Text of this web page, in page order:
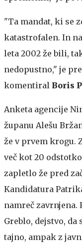
"Ta mandat, ki se
katastrofalen. In
leta 2002 že bili,
nedopustno," je
komentiral Boris
Anketa agencije
županu Alešu
že v prvem krogu.
več kot 20
zapletlo že pred
Kandidatura
namreč zavrnjena.
Greblo, dejstvo,
tajno, ampak z